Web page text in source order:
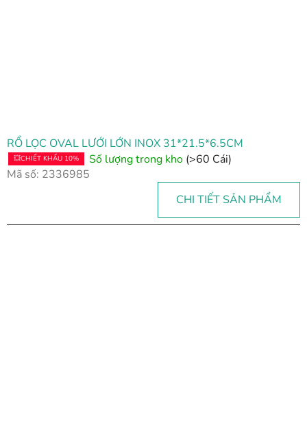
RỔ LỌC OVAL LƯỚI LỚN INOX 31*21.5*6.5CM
💥CHIẾT KHẤU 10% Số lượng trong kho (>60 Cái)
Mã số: 2336985
CHI TIẾT SẢN PHẨM